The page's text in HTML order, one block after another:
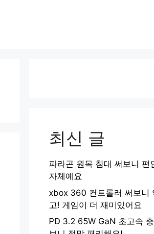
최신 글
파라곤 원목 침대 써보니 편
자체예요
xbox 360 컨트롤러 써보니
고! 게임이 더 재미있어요
PD 3.2 65W GaN 초고속